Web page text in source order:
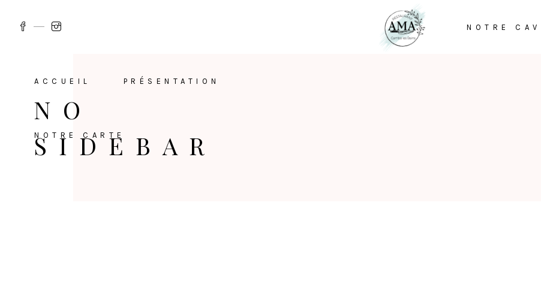
ACCUEIL PRÉSENTATION
NOTRE CARTE
NOTRE
NO
SIDEBAR